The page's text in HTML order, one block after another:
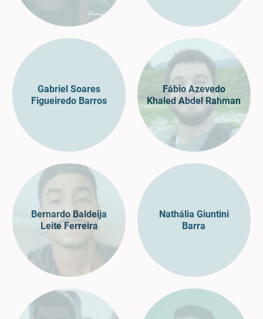
Gabriel Soares
Figueiredo Barros
Fábio Azevedo
Khaled Abdel Rahman
Bernardo Baldeija
Leite Ferreira
Nathália Giuntini
Barra